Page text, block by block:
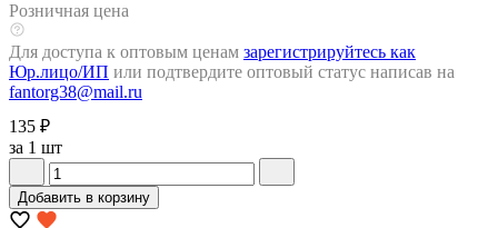
Розничная цена
Для доступа к оптовым ценам зарегистрируйтесь как
Юр.лицо/ИП или подтвердите оптовый статус написав на
fantorg38@mail.ru
135 ₽
за 1 шт
Добавить в корзину